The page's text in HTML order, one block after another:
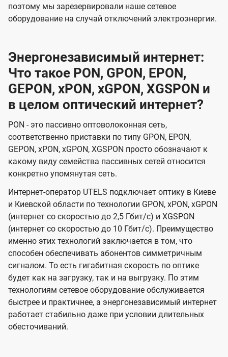
поэтому мы зарезервировали наше сетевое
оборудование на случай отключений электроэнергии.
Энергонезависимый интернет:
Что такое PON, GPON, EPON,
GEPON, xPON, xGPON, XGSPON и
в целом оптический интернет?
PON - это пассивно оптоволоконная сеть,
соответственно приставки по типу GPON, EPON,
GEPON, xPON, xGPON, XGSPON просто обозначают к
какому виду семейства пассивных сетей относится
конкретно упомянутая сеть.
Интернет-оператор UTELS подключает оптику в Киеве
и Киевской области по технологии GPON, xPON, xGPON
(интернет со скоростью до 2,5 Гбит/с) и XGSPON
(интернет со скоростью до 10 Гбит/с). Преимущество
именно этих технологий заключается в том, что
способен обеспечивать абонентов симметричным
сигналом. То есть гигабитная скорость по оптике
будет как на загрузку, так и на выгрузку. По этим
технологиям сетевое оборудование обслуживается
быстрее и практичнее, а энергонезависимый интернет
работает стабильно даже при условии длительных
обесточиваний.